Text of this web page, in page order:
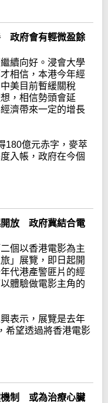
政府會有輕微盈餘
續向好。浸會大學
相信，本港今年經
美目前暫緩關稅
，相信勢頭會延
濟帶來一定的增長
180億元赤字，麥萃
入帳，政府在今個
開放 政府冀結合電
個以香港電影為主
」展覽，即日起開
代港產警匪片的經
體驗做電影主角的
表示，展覽是去年
希望透過將香港電影
機制 或為治療心臟